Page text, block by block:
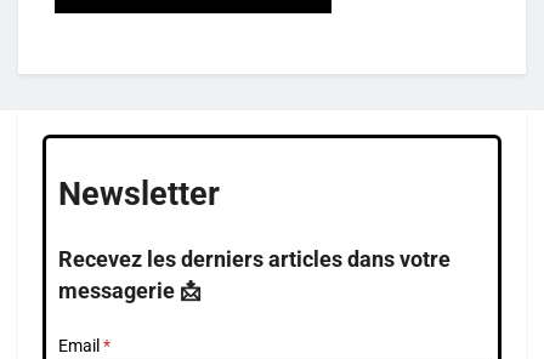
Newsletter
Recevez les derniers articles dans votre
messagerie 📩
Email